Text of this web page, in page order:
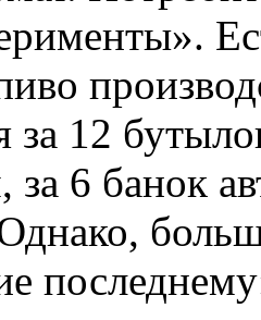
за 12
6 банок